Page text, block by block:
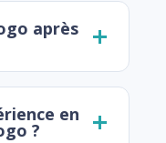
après
en
?